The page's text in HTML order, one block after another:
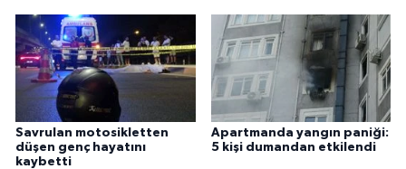
Savrulan motosikletten
düşen genç hayatını
kaybetti
Apartmanda yangın paniği:
5 kişi dumandan etkilendi